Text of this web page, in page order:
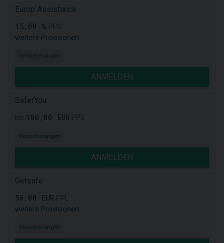
Europ Assistance
15,00 %
weitere Provisionen
Versicherungen
ANMELDEN
SaferYou
100,00 EUR
Versicherungen
ANMELDEN
Getsafe
50,00 EUR
weitere Provisionen
Versicherungen